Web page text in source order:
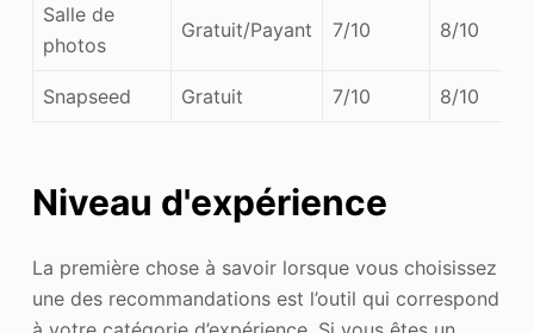
Salle de
photos
Gratuit/Payant 7/10 8/10
Snapseed Gratuit 7/10 8/10
Niveau d'expérience
La première chose à savoir lorsque vous choisissez
une des recommandations est l’outil qui correspond